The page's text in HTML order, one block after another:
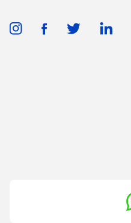
Ön Fren Kaliperi Transit